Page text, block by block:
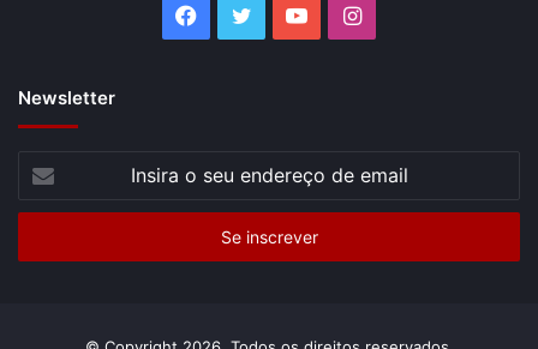
Facebook
TwitterYouTubeInstagram
Newsletter
seu
de